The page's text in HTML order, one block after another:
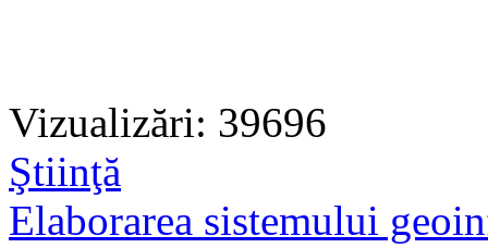
Vizualizări: 39696
Ştiinţă
Elaborarea sistemului